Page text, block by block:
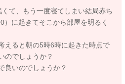
て、もう一度寝てしまい結局赤ち
）に起きてそこから部屋を明るく
えると朝の5時6時に起きた時点で
のでしょうか？
良いのでしょうか？